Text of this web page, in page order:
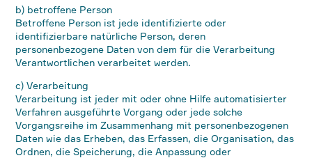
b) betroffene Person
Betroffene Person ist jede identifizierte oder
identifizierbare natürliche Person, deren
personenbezogene Daten von dem für die Verarbeitung
Verantwortlichen verarbeitet werden.
c) Verarbeitung
Verarbeitung ist jeder mit oder ohne Hilfe automatisierter
Verfahren ausgeführte Vorgang oder jede solche
Vorgangsreihe im Zusammenhang mit personenbezogenen
Daten wie das Erheben, das Erfassen, die Organisation, das
Ordnen, die Speicherung, die Anpassung oder